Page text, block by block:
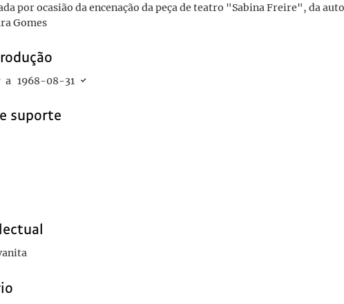
por ocasião da encenação da peça de teatro "Sabina Freire", da
Gomes
a 1968-08-31
suporte